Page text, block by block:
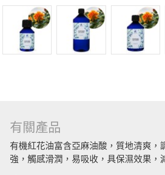
有關產品
有機紅花油富含亞麻油酸，質地清爽
強，觸感滑潤，易吸收，具保濕效果，